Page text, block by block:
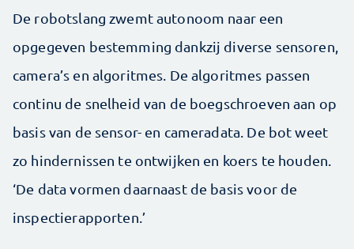
De robotslang zwemt autonoom naar een
opgegeven bestemming dankzij ­diverse sensoren,
camera’s en algoritmes. De algoritmes passen
continu de snelheid van de boegschroeven aan op
basis van de sensor- en cameradata. De bot weet
zo hindernissen te ­ontwijken en koers te houden.
‘De data vormen daarnaast de basis voor de
inspectierapporten.’